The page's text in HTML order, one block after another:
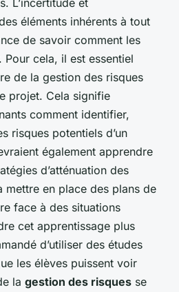
éléments inhérents à tout
de savoir comment les
cela, il est essentiel
de la gestion des risques
projet. Cela signifie
comment identifier,
risques potentiels d’un
également apprendre
d’atténuation des
mettre en place des plans de
face à des situations
cet apprentissage plus
d’utiliser des études
les élèves puissent voir
la gestion des risques se